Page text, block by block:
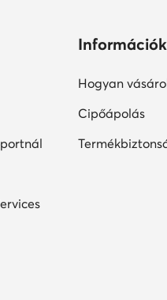
Információk
Hogyan
Cipőápolás